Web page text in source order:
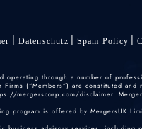
Datenschutz Spam Policy
through a number of
Firms (“Members”) are constituted
mergerscorp.com/disclaimer.
program is offered by MergersUK